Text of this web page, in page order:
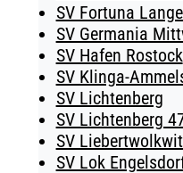
SV Fortuna
SV Germania
SV Hafen Rostock
SV Klinga-
SV Lichtenberg
SV Lichtenberg
SV
SV Lok